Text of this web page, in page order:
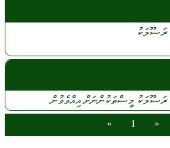
ރަސޫލަކު
ރަސޫލަކު މީސްތަކުންނަށްއިއްވެވުން
«
1
»